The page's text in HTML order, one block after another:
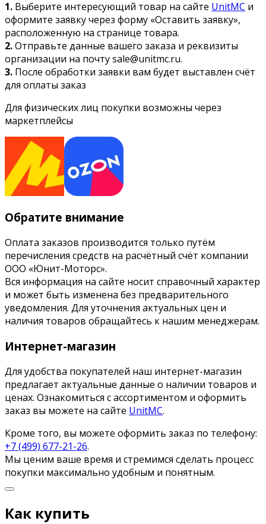
1. Выберите интересующий товар на сайте UnitMC и
оформите заявку через форму «Оставить заявку»,
расположенную на странице товара.
2.Отправьте данные вашего заказа и реквизиты
организации на почту sale@unitmc.ru.
3. После обработки заявки вам будет выставлен счёт
для оплаты заказ
Для физических лиц покупки возможны через
маркетплейсы
Обратите внимание
Оплата заказов производится только путём
перечисления средств на расчётный счёт компании
ООО «Юнит-Моторс».
Вся информация на сайте носит справочный характер
и может быть изменена без предварительного
уведомления. Для уточнения актуальных цен и
наличия товаров обращайтесь к нашим менеджерам.
Интернет-магазин
Для удобства покупателей наш интернет-магазин
предлагает актуальные данные о наличии товаров и
ценах. Ознакомиться с ассортиментом и оформить
заказ вы можете на сайте UnitMC.
Кроме того, вы можете оформить заказ по телефону:
+7 (499) 677-21-26.
Мы ценим ваше время и стремимся сделать процесс
покупки максимально удобным и понятным.
Как купить